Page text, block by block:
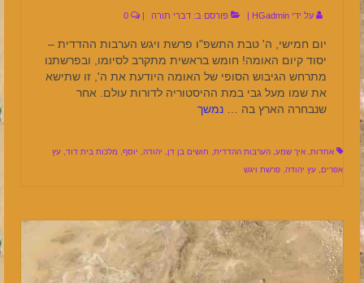
על ידי HGadmin פורסם ב: דברי תורה
יום חמישי, ה' טבת התשפ"ו פרשת ויגש הערבות ההדדית –
יסוד קיום האומה! חומש בראשית מתקרב לסיומו, ובפרשתנו
מתרחש הגיבוש הסופי של האומה היודעת את ה', זו שתישא
את שמו מעל גבי במת ההיסטוריה לדורות עולם. אחר
שנבחרה הארץ בה … נמשך
אחדות, איך שמע, הערבות ההדדית, חושים בן דן, יהודה, יוסף, מלכות בית דוד, עץ
אפרים, עץ יהודה, פרשת ויגש